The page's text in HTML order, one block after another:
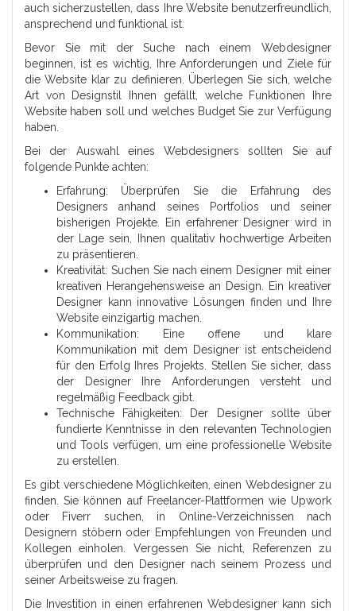
auch sicherzustellen, dass Ihre Website benutzerfreundlich,
ansprechend und funktional ist.
Bevor Sie mit der Suche nach einem Webdesigner
beginnen, ist es wichtig, Ihre Anforderungen und Ziele für
die Website klar zu definieren. Überlegen Sie sich, welche
Art von Designstil Ihnen gefällt, welche Funktionen Ihre
Website haben soll und welches Budget Sie zur Verfügung
haben.
Bei der Auswahl eines Webdesigners sollten Sie auf
folgende Punkte achten:
Erfahrung: Überprüfen Sie die Erfahrung des
Designers anhand seines Portfolios und seiner
bisherigen Projekte. Ein erfahrener Designer wird in
der Lage sein, Ihnen qualitativ hochwertige Arbeiten
zu präsentieren.
Kreativität: Suchen Sie nach einem Designer mit einer
kreativen Herangehensweise an Design. Ein kreativer
Designer kann innovative Lösungen finden und Ihre
Website einzigartig machen.
Kommunikation: Eine offene und klare
Kommunikation mit dem Designer ist entscheidend
für den Erfolg Ihres Projekts. Stellen Sie sicher, dass
der Designer Ihre Anforderungen versteht und
regelmäßig Feedback gibt.
Technische Fähigkeiten: Der Designer sollte über
fundierte Kenntnisse in den relevanten Technologien
und Tools verfügen, um eine professionelle Website
zu erstellen.
Es gibt verschiedene Möglichkeiten, einen Webdesigner zu
finden. Sie können auf Freelancer-Plattformen wie Upwork
oder Fiverr suchen, in Online-Verzeichnissen nach
Designern stöbern oder Empfehlungen von Freunden und
Kollegen einholen. Vergessen Sie nicht, Referenzen zu
überprüfen und den Designer nach seinem Prozess und
seiner Arbeitsweise zu fragen.
Die Investition in einen erfahrenen Webdesigner kann sich